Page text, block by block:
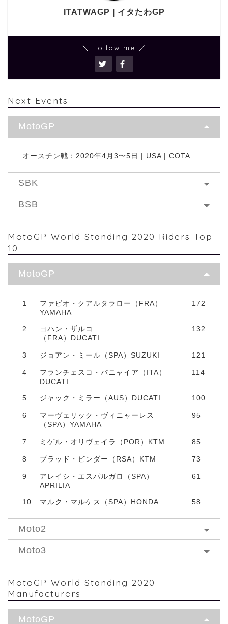
ITATWAGP | イタたわGP
＼ Follow me ／
Next Events
MotoGP
オースチン戦：2020年4月3〜5日 | USA | COTA
SBK
BSB
MotoGP World Standing 2020 Riders Top
10
MotoGP
1
ファビオ・クアルタラロー（FRA）
YAMAHA
172
2
ヨハン・ザルコ
（FRA）DUCATI
132
3 ジョアン・ミール（SPA）SUZUKI 121
4
フランチェスコ・バニャイア（ITA）
DUCATI
114
5 ジャック・ミラー（AUS）DUCATI 100
6
マーヴェリック・ヴィニャーレス
（SPA）YAMAHA
95
7 ミゲル・オリヴェイラ（POR）KTM 85
8 ブラッド・ビンダー（RSA）KTM 73
9
アレイシ・エスパルガロ（SPA）
APRILIA
61
10 マルク・マルケス（SPA）HONDA 58
Moto2
Moto3
MotoGP World Standing 2020
Manufacturers
MotoGP